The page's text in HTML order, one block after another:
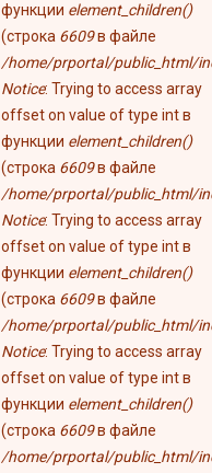
функции element_children()
(строка 6609в файле
/home/prportal/public_html/
Notice: Trying to access array
offset on value of type int в
функции element_children()
(строка 6609в файле
/home/prportal/public_html/
Notice: Trying to access array
offset on value of type int в
функции element_children()
(строка 6609в файле
/home/prportal/public_html/
Notice: Trying to access array
offset on value of type int в
функции element_children()
(строка 6609в файле
/home/prportal/public_html/